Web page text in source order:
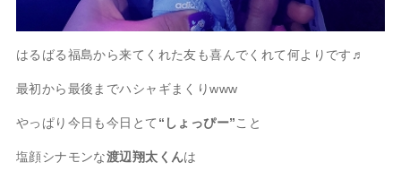
はるばる福島から来てくれた友も喜んでくれて何よりです♬
最初から最後までハシャギまくりwww
やっぱり今日も今日とて “しょっぴー”こと
塩顔シナモンな渡辺翔太くんは